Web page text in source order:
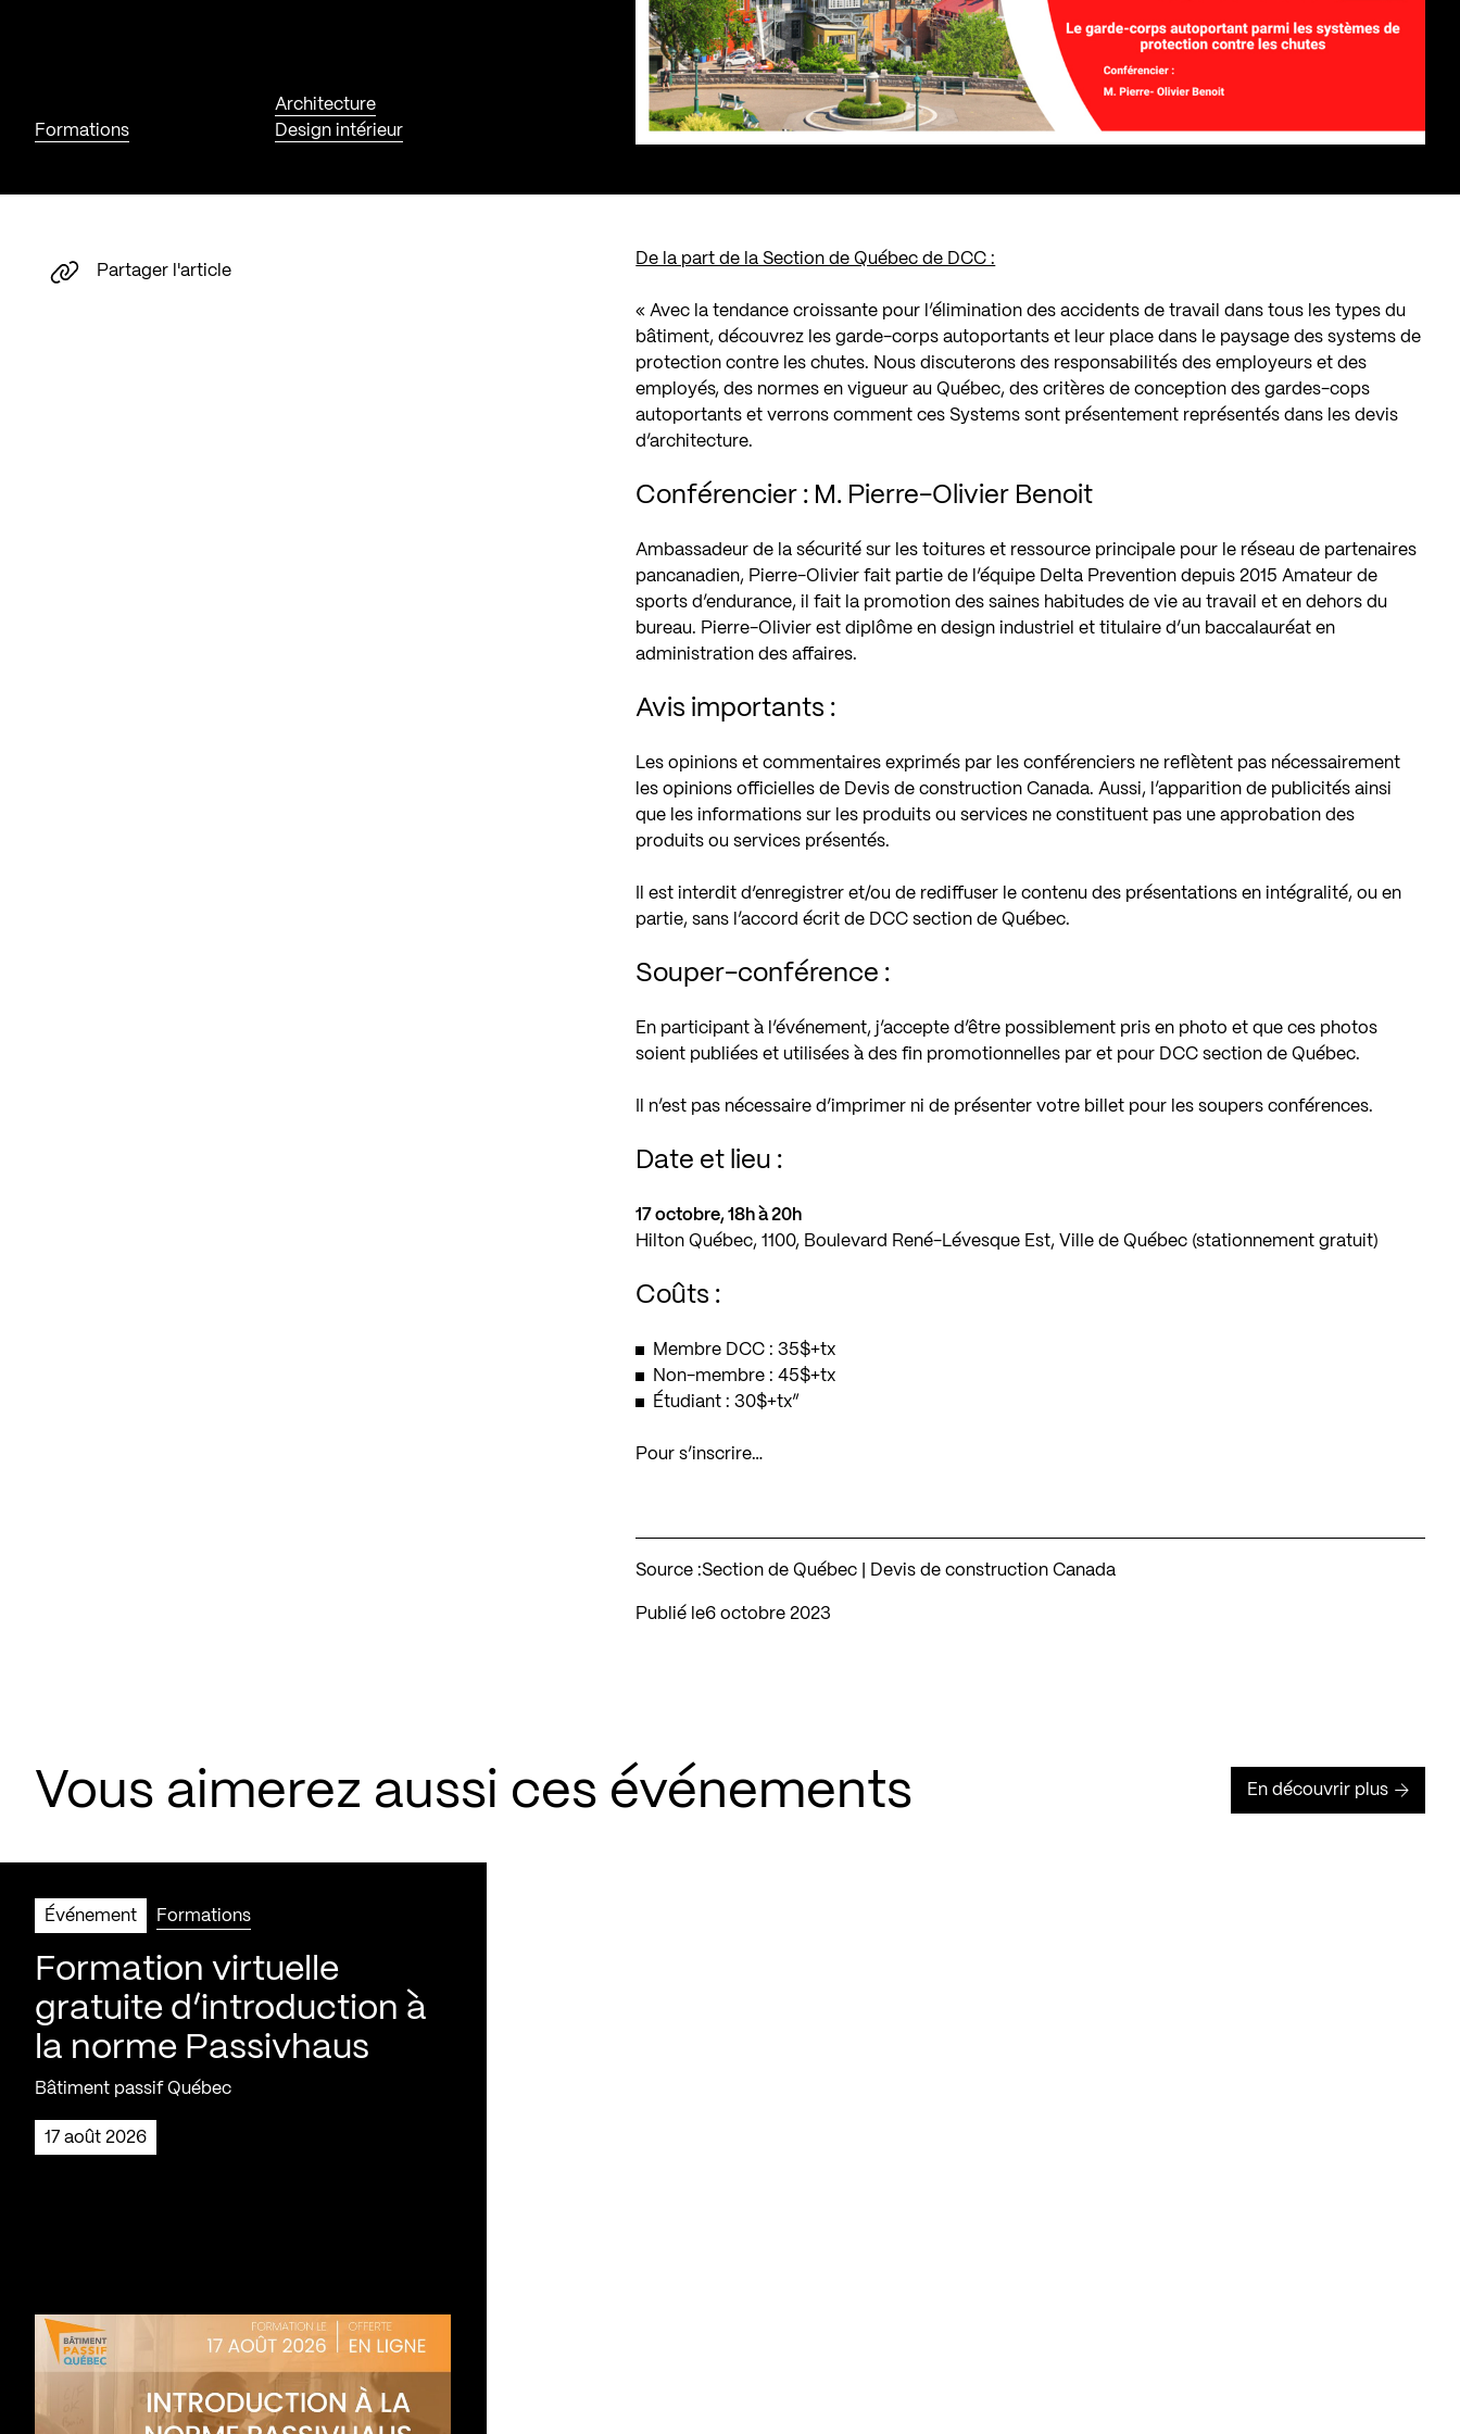
Formations
Architecture
Design intérieur
De la part de la Section de Québec de DCC :
« Avec la tendance croissante pour l’élimination des accidents de travail dans tous les types du
bâtiment, découvrez les garde-corps autoportants et leur place dans le paysage des systems de
protection contre les chutes. Nous discuterons des responsabilités des employeurs et des
employés, des normes en vigueur au Québec, des critères de conception des gardes-cops
autoportants et verrons comment ces Systems sont présentement représentés dans les devis
d’architecture.
Conférencier : M. Pierre-Olivier Benoit
Ambassadeur de la sécurité sur les toitures et ressource principale pour le réseau de partenaires
pancanadien, Pierre-Olivier fait partie de l’équipe Delta Prevention depuis 2015 Amateur de
sports d’endurance, il fait la promotion des saines habitudes de vie au travail et en dehors du
bureau. Pierre-Olivier est diplôme en design industriel et titulaire d’un baccalauréat en
administration des affaires.
Avis importants :
Les opinions et commentaires exprimés par les conférenciers ne reflètent pas nécessairement
les opinions officielles de Devis de construction Canada. Aussi, l’apparition de publicités ainsi
que les informations sur les produits ou services ne constituent pas une approbation des
produits ou services présentés.
Il est interdit d‘enregistrer et/ou de rediffuser le contenu des présentations en intégralité, ou en
partie, sans l’accord écrit de DCC section de Québec.
Souper-conférence :
En participant à l’événement, j’accepte d’être possiblement pris en photo et que ces photos
soient publiées et utilisées à des fin promotionnelles par et pour DCC section de Québec.
Il n’est pas nécessaire d’imprimer ni de présenter votre billet pour les soupers conférences.
Date et lieu :
17 octobre, 18h à 20h
Hilton Québec, 1100, Boulevard René-Lévesque Est, Ville de Québec (stationnement gratuit)
Coûts :
Membre DCC : 35$+tx
Non-membre : 45$+tx
Étudiant : 30$+tx”
Pour s’inscrire…
Source :Section de Québec | Devis de construction Canada
Publié le 6 octobre 2023
Partager l'article
Vous aimerez aussi ces événements En découvrir plus
Événement Formations
Formation virtuelle
gratuite d’introduction à
la norme Passivhaus
Bâtiment passif Québec
17 août 2026